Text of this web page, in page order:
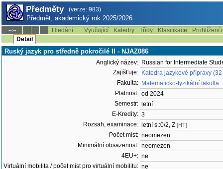
Předměty (verze: 983)
Předmět, akademický rok 2025/2026
--:-- Hledání ... Vyučující Katedry Třídy Klasifikace
Prohlížení
Detail
Ruský jazyk pro středně pokročilé II - NJAZ086
Anglický název: Russian for Intermediate
Zajišťuje: Katedra jazykové přípravy
Fakulta: Matematicko-fyzikální fakulta
Platnost: od 2024
Semestr:
letní
E-Kredity: 3
Rozsah, examinace:
letní s.:0/2, Z [HT]
Počet míst: neomezen
Minimální obsazenost: neomezen
4EU+: ne
Virtuální mobilita / počet míst pro virtuální mobilitu: ne